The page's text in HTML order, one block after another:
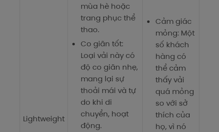
Lightweight
mùa hè hoặc
trang phục thể
thao.
Co giãn tốt:
Loại vải này có
độ co giãn nhẹ,
mang lại sự
thoải mái và tự
do khi di
chuyển, hoạt
động.
Cảm giác
mỏng: Một
số khách
hàng có
thể cảm
thấy vải
quá mỏng
so với sở
thích của
họ, vì nó